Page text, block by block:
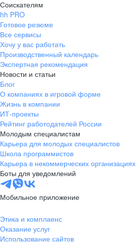
Соискателям
hh PRO
Готовое резюме
Все сервисы
Хочу у вас работать
Производственный календарь
Экспертная рекомендация
Новости и статьи
Блог
О компаниях в игровой форме
Жизнь в компании
ИТ-проекты
Рейтинг работодателей России
Молодым специалистам
Карьера для молодых специалистов
Школа программистов
Карьера в некоммерческих организациях
Боты для уведомлений
Мобильное приложение
Этика и комплаенс
Оказание услуг
Использование сайтов